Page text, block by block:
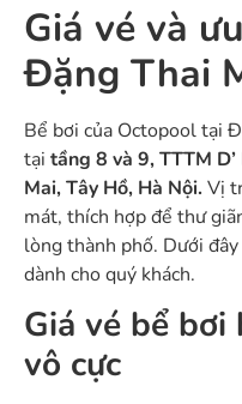
Giá vé và
Đặng Thai
Bể bơi của Octopool tại
tại tầng 8 và 9, TTTM
Mai, Tây Hồ, Hà Nội. Vị
mát, thích hợp để thư
lòng thành phố. Dưới đây
dành cho quý khách.
Giá vé bể bơi
vô cực